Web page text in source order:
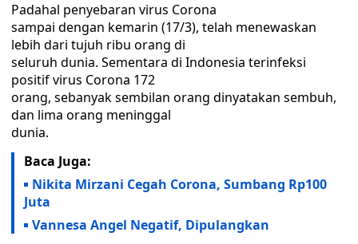
Padahal penyebaran virus Corona
sampai dengan kemarin (17/3), telah menewaskan
lebih dari tujuh ribu orang di
seluruh dunia. Sementara di Indonesia terinfeksi
positif virus Corona 172
orang, sebanyak sembilan orang dinyatakan sembuh,
dan lima orang meninggal
dunia.
Baca Juga:
Nikita Mirzani Cegah Corona, Sumbang Rp100
Juta
Vannesa Angel Negatif, Dipulangkan